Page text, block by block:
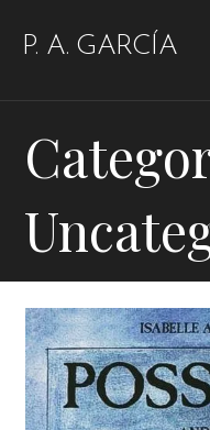
P. A. GARCÍA